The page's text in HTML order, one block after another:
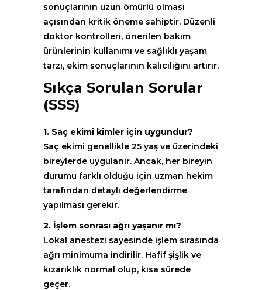
sonuçlarının uzun ömürlü olması
açısından kritik öneme sahiptir. Düzenli
doktor kontrolleri, önerilen bakım
ürünlerinin kullanımı ve sağlıklı yaşam
tarzı, ekim sonuçlarının kalıcılığını artırır.
Sıkça Sorulan Sorular
(SSS)
1. Saç ekimi kimler için uygundur?
Saç ekimi genellikle 25 yaş ve üzerindeki
bireylerde uygulanır. Ancak, her bireyin
durumu farklı olduğu için uzman hekim
tarafından detaylı değerlendirme
yapılması gerekir.
2. İşlem sonrası ağrı yaşanır mı?
Lokal anestezi sayesinde işlem sırasında
ağrı minimuma indirilir. Hafif şişlik ve
kızarıklık normal olup, kısa sürede
geçer.